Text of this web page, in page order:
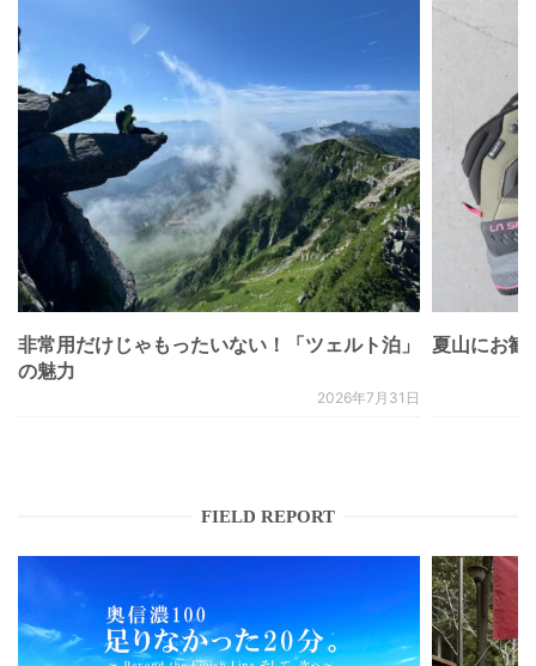
非常用だけじゃもったいない！「ツェルト泊」
の魅力
2026年7月31日
夏山にお
FIELD REPORT